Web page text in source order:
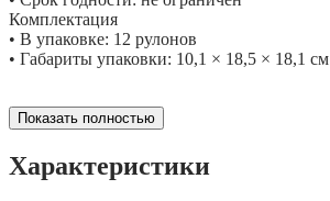
Комплектация
• В упаковке: 12 рулонов
• Габариты упаковки: 10,1 × 18,5 × 18,1 см
Показать полностью
Характеристики